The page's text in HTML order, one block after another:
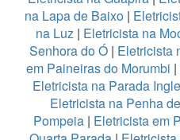
na Lapa de Baixo |
na Luz | Eletricista na
Senhora do Ó | Eletricista
em Paineiras do Morumbi |
Eletricista na Parada
Eletricista na Penha
Pompeia | Eletricista em